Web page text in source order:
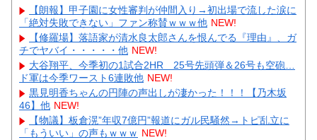
【朗報】甲子園に女性審判が仲間入り→初出場で流した涙に
「絶対失敗できない」ファン称賛ｗｗｗ他 NEW!
【修羅場】落語家が清水良太郎さんを恨んでる『理由』、ガ
チでヤバイ・・・・・他 NEW!
大谷翔平、今季初の1試合2HR 25号先頭弾＆26号も空砲…
ド軍は今季ワースト6連敗他 NEW!
黒見明香ちゃんの円陣の声出しが凄かった！！！【乃木坂
46】他 NEW!
【物議】板倉滉”年収7億円”報道にガル民騒然→トピ乱立に
「もういい」の声もｗｗｗ NEW!